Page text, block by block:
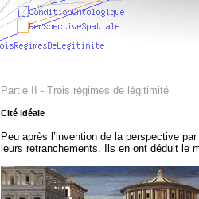
Partie II - Trois régimes de légitimité
Cité idéale
Peu après l’invention de la perspective par
leurs retranchements. Ils en ont déduit le